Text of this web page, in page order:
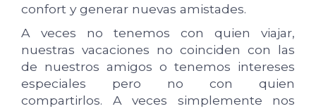
confort y generar nuevas amistades.
A veces no tenemos con quien viajar,
nuestras vacaciones no coinciden con las
de nuestros amigos o tenemos intereses
especiales pero no con quien
compartirlos. A veces simplemente nos